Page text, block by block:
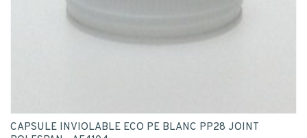
CAPSULE INVIOLABLE ECO PE BLANC PP28 JOINT